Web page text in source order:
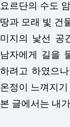
요르단의 수도
땅과 모래 빛 건
미지의 낯선 공
남자에게 길을
하려고 하였으
온정이 느껴지
본 글에서는 내